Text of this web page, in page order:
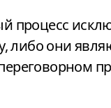
процесс
либо они